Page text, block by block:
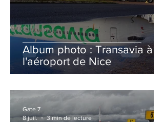
Album photo : Transavia à
l'aéroport de Nice
Gate 7
8 juil.
3 min de lecture